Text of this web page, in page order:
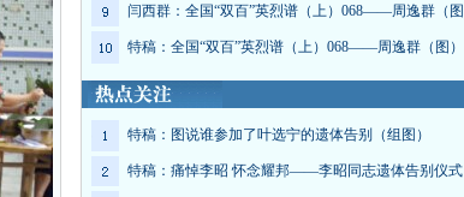
闫西群：全国“双百”英烈谱（上）068——周逸群（图
特稿：全国“双百”英烈谱（上）068——周逸群（图）
特稿：图说谁参加了叶选宁的遗体告别（组图）
特稿：痛悼李昭 怀念耀邦——李昭同志遗体告别仪式